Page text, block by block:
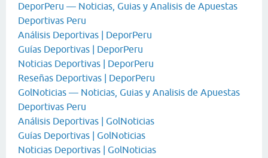
DeporPeru — Noticias, Guias y Analisis de Apuestas
Deportivas Peru
Análisis Deportivas | DeporPeru
Guías Deportivas | DeporPeru
Noticias Deportivas | DeporPeru
Reseñas Deportivas | DeporPeru
GolNoticias — Noticias, Guias y Analisis de Apuestas
Deportivas Peru
Análisis Deportivas | GolNoticias
Guías Deportivas | GolNoticias
Noticias Deportivas | GolNoticias